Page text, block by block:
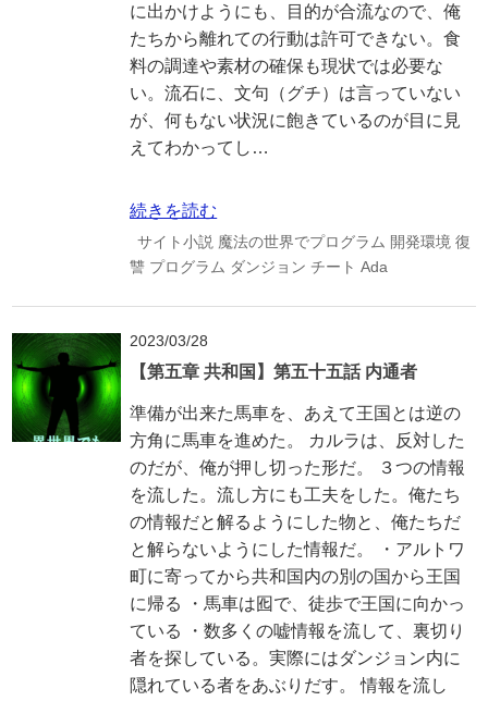
に出かけようにも、目的が合流なので、俺
たちから離れての行動は許可できない。食
料の調達や素材の確保も現状では必要な
い。流石に、文句（グチ）は言っていない
が、何もない状況に飽きているのが目に見
えてわかってし…
続きを読む
サイト小説 魔法の世界でプログラム 開発環境 復
讐 プログラム ダンジョン チート Ada
2023/03/28
【第五章 共和国】第五十五話 内通者
準備が出来た馬車を、あえて王国とは逆の
方角に馬車を進めた。 カルラは、反対した
のだが、俺が押し切った形だ。 ３つの情報
を流した。流し方にも工夫をした。俺たち
の情報だと解るようにした物と、俺たちだ
と解らないようにした情報だ。 ・アルトワ
町に寄ってから共和国内の別の国から王国
に帰る ・馬車は囮で、徒歩で王国に向かっ
ている ・数多くの嘘情報を流して、裏切り
者を探している。実際にはダンジョン内に
隠れている者をあぶりだす。 情報を流し